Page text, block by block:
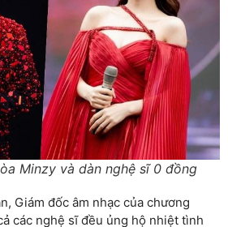
Minzy và dàn nghệ sĩ 0 đồng
Giám đốc âm nhạc của chương
các nghệ sĩ đều ủng hộ nhiệt tình